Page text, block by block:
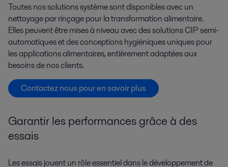
Toutes nos solutions système sont disponibles avec un
nettoyage par rinçage pour la transformation alimentaire.
Elles peuvent être mises à niveau avec des solutions CIP semi-
automatiques et des conceptions hygiéniques uniques pour
les applications alimentaires, entièrement adaptées aux
besoins de nos clients.
Contactez nous pour en savoir plus
Garantir les performances grâce à des
essais
Les essais jouent un rôle essentiel dans le développement de